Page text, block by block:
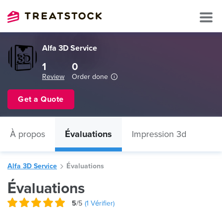
Alfa 3D Service
1
Review
0
Order done
Get a Quote
À propos Évaluations Impression 3d
Alfa 3D Service Évaluations
Évaluations
5/5 (1 Vérifier)